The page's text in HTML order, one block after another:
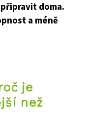
doma.
a méně
je
než